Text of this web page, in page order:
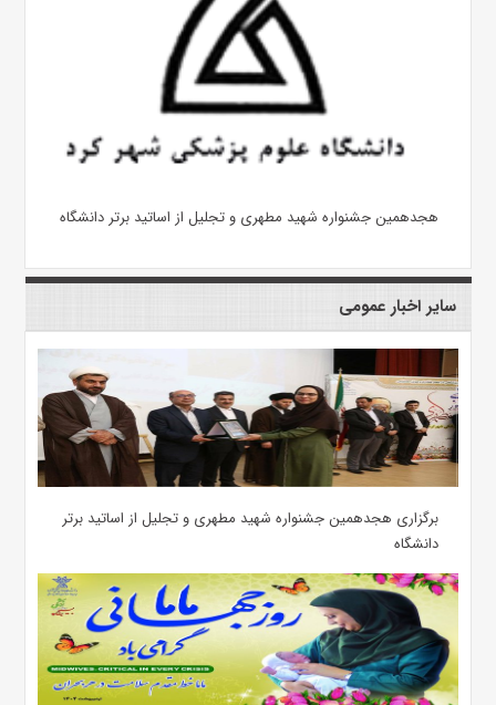
هجدهمین جشنواره شهید مطهری و تجلیل از اساتید برتر دانشگاه
سایر اخبار عمومی
برگزاری هجدهمین جشنواره شهید مطهری و تجلیل از اساتید برتر
دانشگاه